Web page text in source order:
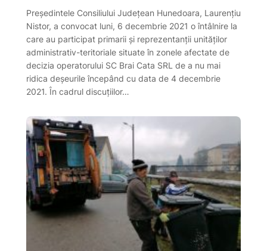
Președintele Consiliului Județean Hunedoara, Laurențiu
Nistor, a convocat luni, 6 decembrie 2021 o întâlnire la
care au participat primarii și reprezentanții unităților
administrativ-teritoriale situate în zonele afectate de
decizia operatorului SC Brai Cata SRL de a nu mai
ridica deșeurile începând cu data de 4 decembrie
2021. În cadrul discuțiilor…